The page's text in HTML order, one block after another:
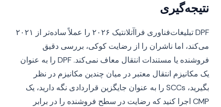
نتیجه‌گیری
DPF تبلیغات‌فناوری فراآتلانتیک ۲۰۲۶ را عملاً ساده‌تر از ۲۰۲۱
می‌کند، اما ناشران را از رضایت کوکی، بررسی دقیق
فروشنده یا مستندات انتقال معاف نمی‌کند. DPF را به عنوان
یک مکانیزم انتقال معتبر در میان چندین مکانیزم در نظر
بگیرید، SCCs را به عنوان جایگزین قراردادی نگه دارید، یک
CMP اجرا کنید که رضایت در سطح فروشنده را در برابر